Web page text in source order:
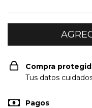
Compra
Tus datos
Pagos